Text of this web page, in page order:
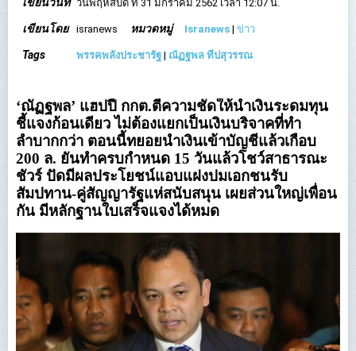
วันพฤหัสบดี ที่ 31 มกราคม 2562 เวลา 12:07 น.
เขียนโดย isranews หมวดหมู่ Isranews |ข่าว
Tags พรรคพลังประชารัฐ | ณัฏฐพล ทีปสุวรรณ
‘ณัฏฐพล’ แฮปปี้ กกต.ตีความชัดให้นำเงินระดมทุน
ชี้แจงก้อนเดียว ไม่ต้องแยกเป็นเงินบริจาคที่ทำ
ลำบากกว่า ตอนนี้ทยอยนำเงินเข้าบัญชีแล้วเกือบ
200 ล. ยันทำครบกำหนด 15 วันแล้วโชว์สาธารณะ
ชัวร์ ปัดมีผลประโยชน์แอบแฝงปมเอกชนรับ
สัมปทาน-คู่สัญญารัฐแห่สนับสนุน เผยส่วนใหญ่เพื่อน
กัน มีหลักฐานใบเสร็จแจงได้หมด